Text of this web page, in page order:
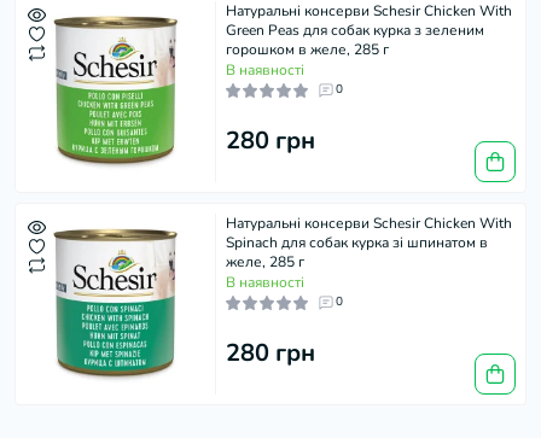
Натуральні консерви Schesir Chicken With
Green Peas для собак курка з зеленим
горошком в желе, 285 г
В наявності
0
280 грн
Натуральні консерви Schesir Chicken With
Spinach для собак курка зі шпинатом в
желе, 285 г
В наявності
0
280 грн